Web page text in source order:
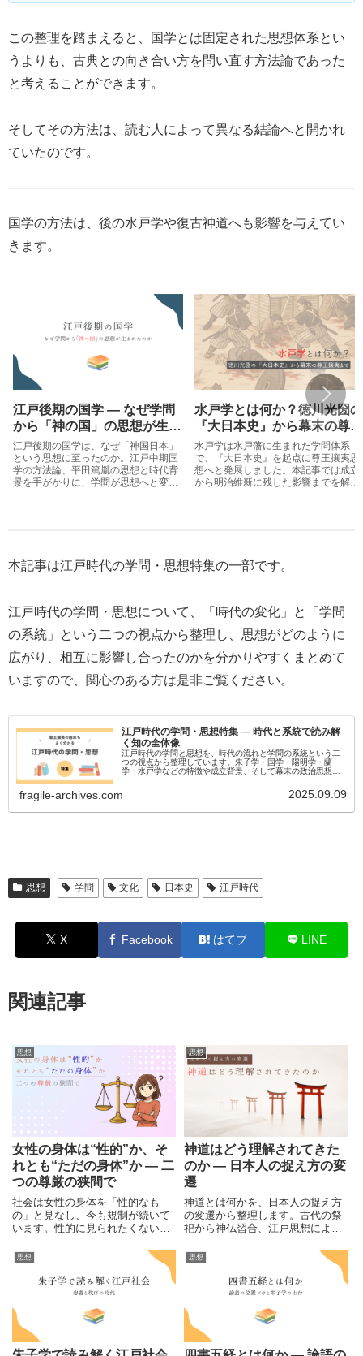
この整理を踏まえると、国学とは固定された思想体系とい
うよりも、古典との向き合い方を問い直す方法論であった
と考えることができます。
そしてその方法は、読む人によって異なる結論へと開かれ
ていたのです。
国学の方法は、後の水戸学や復古神道へも影響を与えてい
きます。
江戸後期の国学 ― なぜ学問
から「神の国」の思想が生ま
れたのか
江戸後期の国学は、なぜ「神国日本」
という思想に至ったのか。江戸中期国
学の方法論、平田篤胤の思想と時代背
景を手がかりに、学問が思想へと変化
水戸学とは何か？徳川光圀の
『大日本史』から幕末の尊王
攘夷まで
水戸学は水戸藩に生まれた学問体系
で、『大日本史』を起点に尊王攘夷思
想へと発展しました。本記事では成立
から明治維新に残した影響までを解説
本記事は江戸時代の学問・思想特集の一部です。
江戸時代の学問・思想について、「時代の変化」と「学問
の系統」という二つの視点から整理し、思想がどのように
広がり、相互に影響し合ったのかを分かりやすくまとめて
いますので、関心のある方は是非ご覧ください。
江戸時代の学問・思想特集 ― 時代と系統で読み解
く知の全体像
江戸時代の学問と思想を、時代の流れと学問の系統という二
つの視点から整理しています。朱子学・国学・陽明学・蘭
学・水戸学などの特徴や成立背景、そして幕末の政治思想へ
fragile-archives.com 2025.09.09
思想 学問 文化 日本史 江戸時代
X Facebook はてブ LINE
関連記事
思想
女性の身体は“性的”か、そ
れとも“ただの身体”か ― 二
つの尊厳の狭間で
社会は女性の身体を「性的なも
の」と見なし、今も規制が続いて
います。性的に見られたくない尊
厳。歴史や法令を踏まえて現代の
思想
神道はどう理解されてきた
のか ― 日本人の捉え方の変
遷
神道とは何かを、日本人の捉え方
の変遷から整理します。古代の祭
祀から神仏習合、江戸思想による
で、神道がどのように理解されて
思想 思想